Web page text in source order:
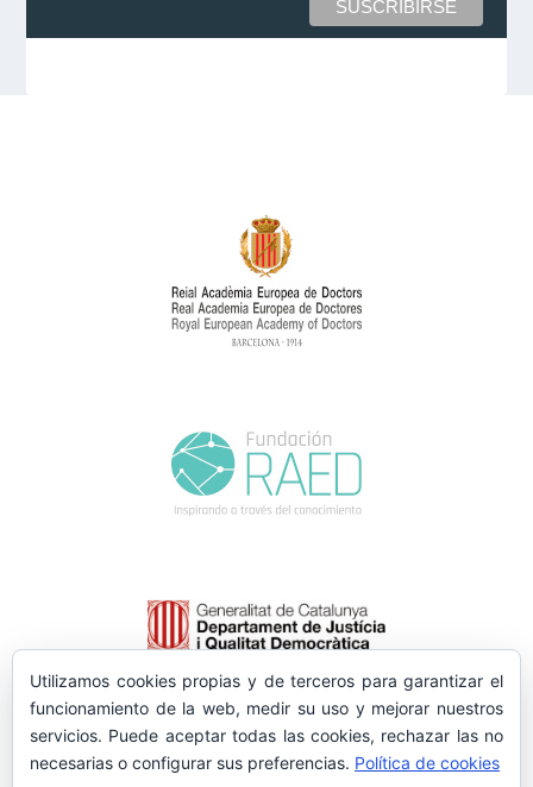
Utilizamos cookies propias y de terceros para garantizar el
funcionamiento de la web, medir su uso y mejorar nuestros
servicios. Puede aceptar todas las cookies, rechazar las no
necesarias o configurar sus preferencias. Política de cookies